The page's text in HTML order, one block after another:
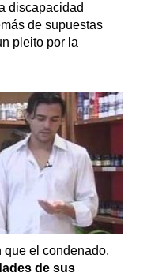
discapacidad
de supuestas
pleito por la
el condenado,
de sus